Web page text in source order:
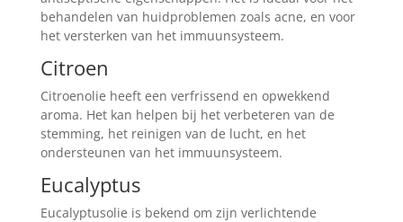
behandelen van huidproblemen zoals acne, en voor
het versterken van het immuunsysteem.
Citroen
Citroenolie heeft een verfrissend en opwekkend
aroma. Het kan helpen bij het verbeteren van de
stemming, het reinigen van de lucht, en het
ondersteunen van het immuunsysteem.
Eucalyptus
Eucalyptusolie is bekend om zijn verlichtende